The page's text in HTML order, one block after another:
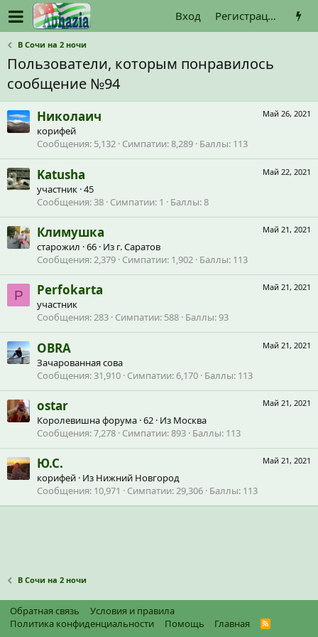
Вход Регистрация
В Сочи на 2 ночи
Пользователи, которым понравилось
сообщение №94
Май 26, 2021
Николаич
корифей
Сообщения 5,132 Симпатии 8,289 Баллы 113
Май 22, 2021
Katusha
участник ·45
Сообщения 38 Симпатии 1 Баллы 8
Май 21, 2021
Климушка
старожил ·66 · Из г. Саратов
Сообщения 2,379 Симпатии 1,902 Баллы 113
P
Май 21, 2021
Perfokarta
участник
Сообщения 283 Симпатии 588 Баллы 93
Май 21, 2021
OBRA
Зачарованная сова
Сообщения 31,910 Симпатии 6,170 Баллы 113
Май 21, 2021
ostar
Королевишна форума ·62 · Из Москва
Сообщения 7,278 Симпатии 893 Баллы 113
Май 21, 2021
Ю.С.
корифей · Из Нижний Новгород
Сообщения 10,971 Симпатии 29,306 Баллы 113
В Сочи на 2 ночи
Обратная связь
Условия и правила
Политика конфиденциальности
Помощь Главная
R